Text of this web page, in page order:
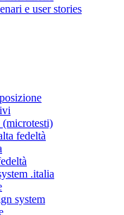
e user stories
(microtesti)
fedeltà
.italia
system